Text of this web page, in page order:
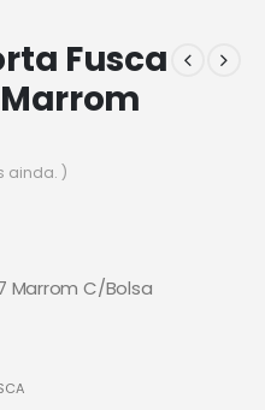
Fusca
ainda. )
Marrom C/Bolsa